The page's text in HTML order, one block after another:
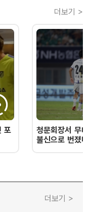
더보기 >
포
청문회장서 무너
불신으로 번졌
더보기 >